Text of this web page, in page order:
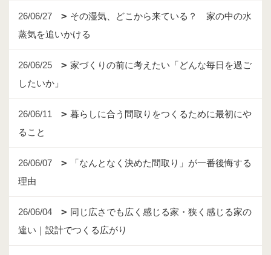
26/06/27
その湿気、どこから来ている？ 家の中の水
蒸気を追いかける
26/06/25
家づくりの前に考えたい「どんな毎日を過ご
したいか」
26/06/11
暮らしに合う間取りをつくるために最初にや
ること
26/06/07
「なんとなく決めた間取り」が一番後悔する
理由
26/06/04
同じ広さでも広く感じる家・狭く感じる家の
違い｜設計でつくる広がり